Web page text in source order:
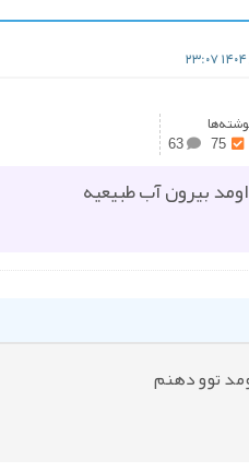
75
63
بیرون آب طبیعیه
توو دهنم